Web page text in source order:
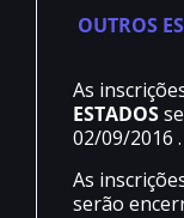
OUTROS
As
ESTADOS
02/09/2016 .
As
serão